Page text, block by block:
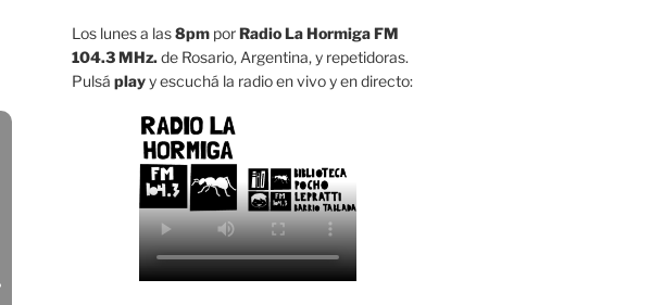
Los lunes a las8pmporRadio La Hormiga FM
104.3 MHz.de Rosario, Argentina, y repetidoras.
Pulsá playy escuchá la radio en vivo y en directo: